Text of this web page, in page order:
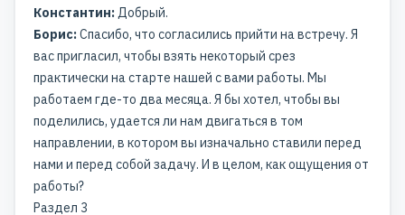
Константин:Добрый.
Борис:Спасибо, что согласились прийти на встречу. Я
вас пригласил, чтобы взять некоторый срез
практически на старте нашей с вами работы. Мы
работаем где-то два месяца. Я бы хотел, чтобы вы
поделились, удается ли нам двигаться в том
направлении, в котором вы изначально ставили перед
нами и перед собой задачу. И в целом, как ощущения от
работы?
Раздел 3